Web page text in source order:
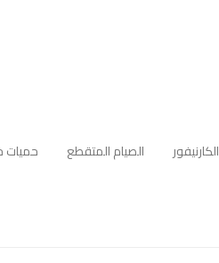
الكارنيفور الصيام المتقطع حميات